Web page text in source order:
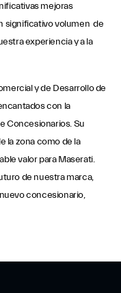
mejoras
significativo volumen de
experiencia y a la
y de Desarrollo de
con la
Concesionarios. Su
la zona como de la
valor para Maserati.
de nuestra marca,
concesionario,